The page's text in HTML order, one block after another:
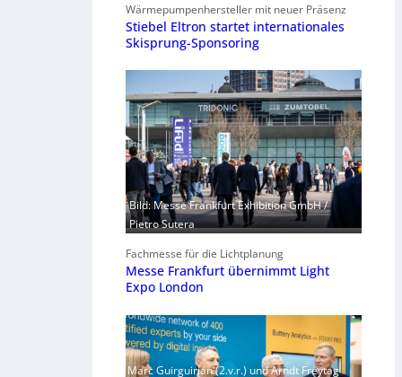
Wärmepumpenhersteller mit neuer Präsenz
Stiebel Eltron startet internationales
Skisprung-Sponsoring
Bild: Messe Frankfurt Exhibition GmbH /
Pietro Sutera
Fachmesse für die Lichtplanung
Messe Frankfurt übernimmt Light
Expo London
Marc Guirguirian (2.v.r.) und Arndt Freytag